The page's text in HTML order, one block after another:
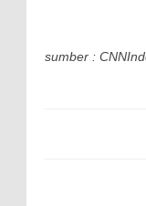
sumber :